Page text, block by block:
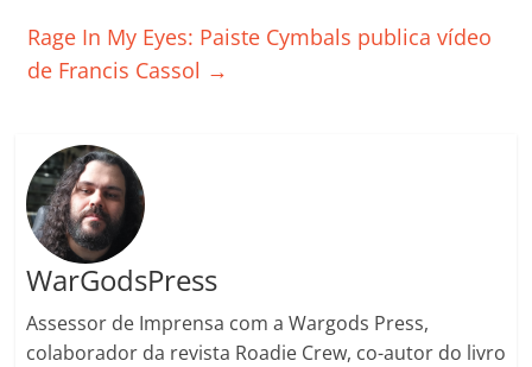
o
k
p a k h
Rage In My Eyes: Paiste Cymbals publica vídeo
de Francis Cassol →
WarGodsPress
Assessor de Imprensa com a Wargods Press,
colaborador da revista Roadie Crew, co-autor do livro